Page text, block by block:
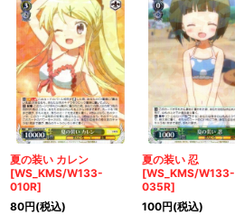
夏の装い カレン
[WS_KMS/W133-
010R]
80円(税込)
夏の装い 忍
[WS_KMS/W133-
035R]
100円(税込)